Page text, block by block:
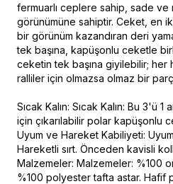
fermuarlı ceplere sahip, sade ve
görünümüne sahiptir. Ceket, en
bir görünüm kazandıran deri
tek başına, kapüşonlu ceketle
ceketin tek başına giyilebilir;
ralliler için olmazsa olmaz bir
Sıcak Kalın: Sıcak Kalın: Bu 3'ü
için çıkarılabilir polar kapüşonlu
Uyum ve Hareket Kabiliyeti:
Hareketli sırt. Önceden kavisli
Malzemeler: Malzemeler: %100
%100 polyester tafta astar. Hafif